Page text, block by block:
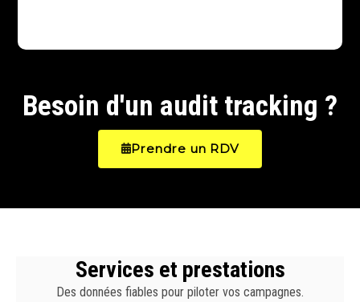
Besoin d'un audit tracking ?
Prendre un RDV
Services et prestations
Des données fiables pour piloter vos campagnes.